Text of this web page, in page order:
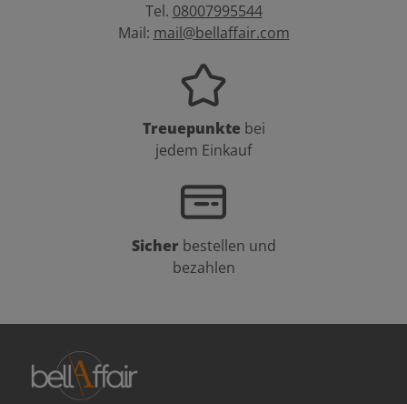
Tel. 08007995544
Mail: mail@bellaffair.com
Treuepunkte bei
jedem Einkauf
Sicher bestellen und
bezahlen